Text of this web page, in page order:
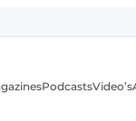
PodcastsVideo’s